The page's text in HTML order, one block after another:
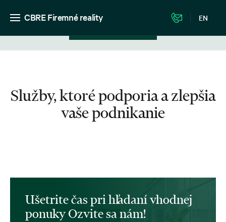
CBRE Firemné reality EN
Služby, ktoré podporia a zlepšia
vaše podnikanie
Ušetrite čas pri hľadaní vhodnej
ponuky Ozvite sa nám!